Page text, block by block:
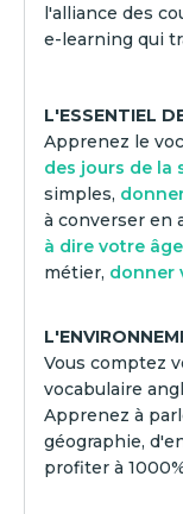
l'alliance des
e-learning qui
L'ESSENTIEL
Apprenez le
des jours de la
simples,
à converser en
à dire votre âge
métier, donner
Vous comptez
vocabulaire
Apprenez à
géographie,
profiter à